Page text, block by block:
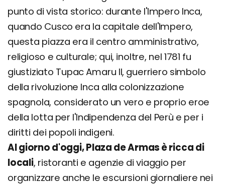
punto di vista storico: durante l'Impero Inca,
quando Cusco era la capitale dell'Impero,
questa piazza era il centro amministrativo,
religioso e culturale; qui, inoltre, nel 1781 fu
giustiziato Tupac Amaru II, guerriero simbolo
della rivoluzione Inca alla colonizzazione
spagnola, considerato un vero e proprio eroe
della lotta per l'Indipendenza del Perù e per i
diritti dei popoli indigeni.
Al giorno d'oggi, Plaza de Armas è ricca di
locali, ristoranti e agenzie di viaggio per
organizzare anche le escursioni giornaliere nei